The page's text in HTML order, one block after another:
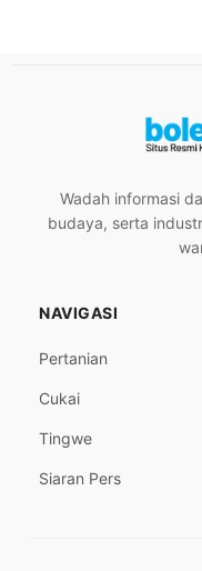
Wadah informasi
budaya, serta
NAVIGASI
Pertanian
Cukai
Tingwe
Siaran Pers